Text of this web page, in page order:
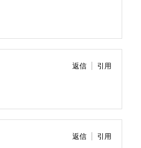
返信 引用
返信 引用